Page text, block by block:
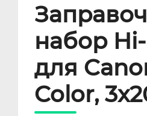
набор
для
Color,